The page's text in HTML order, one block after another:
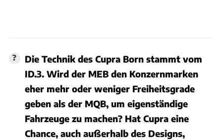
Die Technik des Cupra Born stammt vom
ID.3. Wird der MEB den Konzernmarken
eher mehr oder weniger Freiheitsgrade
geben als der MQB, um eigenständige
Fahrzeuge zu machen? Hat Cupra eine
Chance, auch außerhalb des Designs,